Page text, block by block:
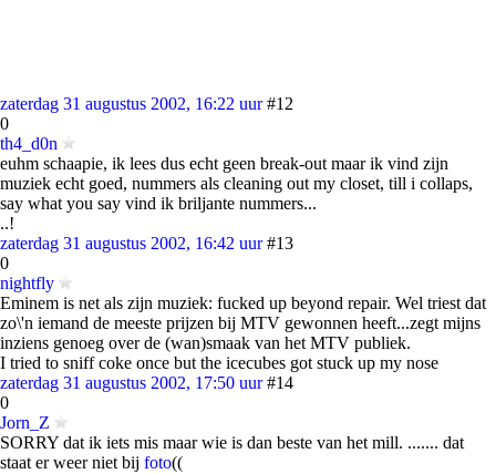
zaterdag 31 augustus 2002, 16:22 uur #12
0
th4_d0n
euhm schaapie, ik lees dus echt geen break-out maar ik vind zijn
muziek echt goed, nummers als cleaning out my closet, till i collaps,
say what you say vind ik briljante nummers...
..!
zaterdag 31 augustus 2002, 16:42 uur #13
0
nightfly
Eminem is net als zijn muziek: fucked up beyond repair. Wel triest dat
zo\'n iemand de meeste prijzen bij MTV gewonnen heeft...zegt mijns
inziens genoeg over de (wan)smaak van het MTV publiek.
I tried to sniff coke once but the icecubes got stuck up my nose
zaterdag 31 augustus 2002, 17:50 uur #14
0
Jorn_Z
SORRY dat ik iets mis maar wie is dan beste van het mill. ....... dat
staat er weer niet bij foto((